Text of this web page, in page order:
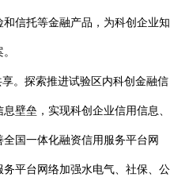
信托等金融产品，为科创企业知
享。探索推进试验区内科创金融信
壁垒，实现科创企业信用信息、
国一体化融资信用服务平台网
平台网络加强水电气、社保、公